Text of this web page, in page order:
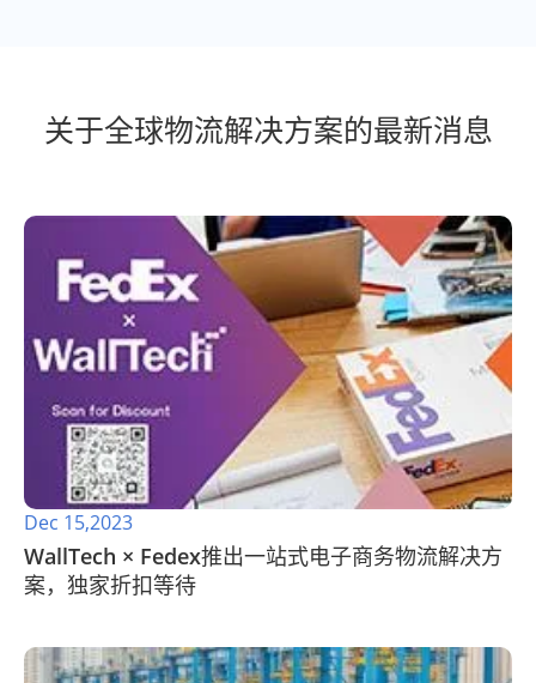
关于全球物流解决方案的最新消息
Dec 15,2023
WallTech × Fedex推出一站式电子商务物流解决方
案，独家折扣等待